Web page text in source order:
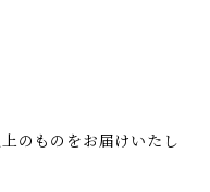
のものをお届けいたし